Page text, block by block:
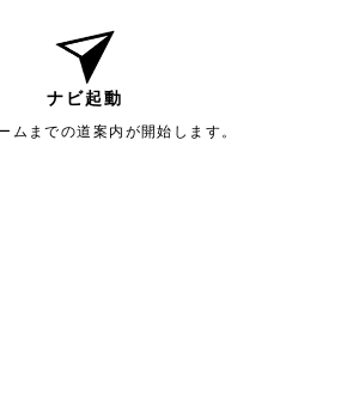
ナビ起動
ムまでの道案内が開始します。